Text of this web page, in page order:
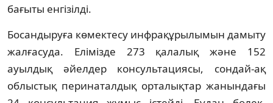
бағыты енгізілді.
Босандыруға көмектесу инфрақұрылымын дамыту
жалғасуда. Елімізде 273 қалалық және 152
ауылдық әйелдер консультациясы, сондай-ақ
облыстық перинаталдық орталықтар жанындағы